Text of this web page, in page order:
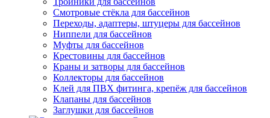
Смотровые стёкла для бассейнов
Переходы, адаптеры, штуцеры для бассейнов
Ниппели для бассейнов
Муфты для бассейнов
Крестовины для бассейнов
Краны и затворы для бассейнов
Коллекторы для бассейнов
Клей для ПВХ фитинга, крепёж для бассейнов
Клапаны для бассейнов
Заглушки для бассейнов